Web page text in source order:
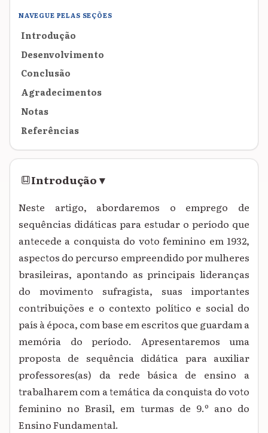
NAVEGUE PELAS SEÇÕES
Introdução
Desenvolvimento
Conclusão
Agradecimentos
Notas
Referências
Introdução▾
Neste artigo, abordaremos o emprego de
sequências didáticas para estudar o período que
antecede a conquista do voto feminino em 1932,
aspectos do percurso empreendido por mulheres
brasileiras, apontando as principais lideranças
do movimento sufragista, suas importantes
contribuições e o contexto político e social do
país à época, com base em escritos que guardam a
memória do período. Apresentaremos uma
proposta de sequência didática para auxiliar
professores(as) da rede básica de ensino a
trabalharem com a temática da conquista do voto
feminino no Brasil, em turmas de 9.º ano do
Ensino Fundamental.